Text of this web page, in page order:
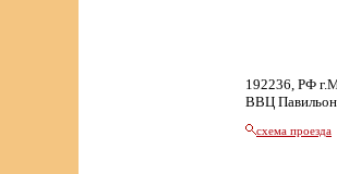
192236, РФ
ВВЦ
схема проезда